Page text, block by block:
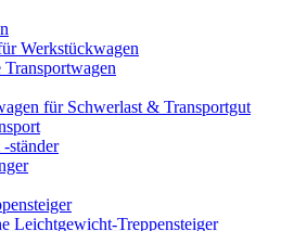
Werkstückwagen
für Schwerlast & Transportgut
ständer
Leichtgewicht-Treppensteiger